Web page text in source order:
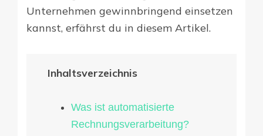
Unternehmen gewinnbringend einsetzen
kannst, erfährst du in diesem Artikel.
Inhaltsverzeichnis
Was ist automatisierte
Rechnungsverarbeitung?